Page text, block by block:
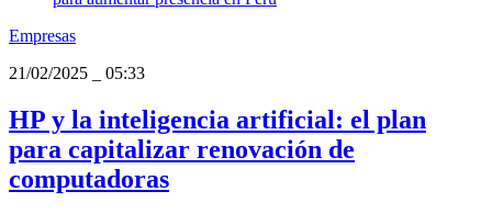
Empresas
21/02/2025
05:33
HP y la inteligencia artificial: el plan
para capitalizar renovación de
computadoras